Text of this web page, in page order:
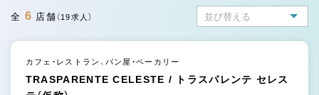
全 6 店舗 （19求人）
カフェ・レストラン、パン屋・ベーカリー
TRASPARENTE CELESTE / トラスパレンテ セレス